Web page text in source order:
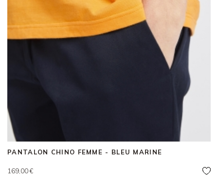
PANTALON CHINO FEMME - BLEU MARINE
Prix
169,00 €